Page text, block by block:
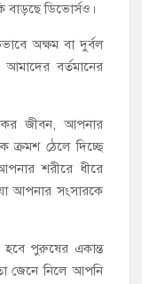
বাড়ছে ডিভোর্সও।
অক্ষম বা দুর্বল
বর্তমানের
জীবন, আপনার
ঠেলে দিচ্ছে
শরীরে ধীরে
আপনার সংসারকে
পুরুষের একান্ত
জেনে নিলে আপনি